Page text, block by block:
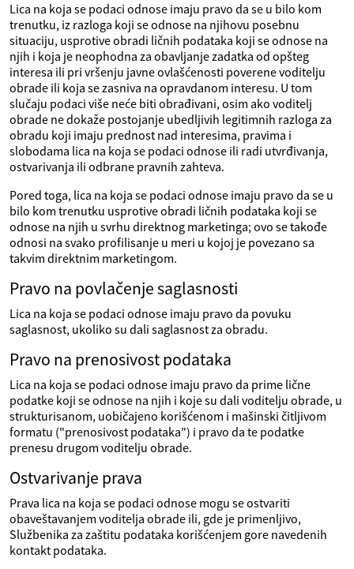
Lica na koja se podaci odnose imaju pravo da se u bilo kom
trenutku, iz razloga koji se odnose na njihovu posebnu
situaciju, usprotive obradi ličnih podataka koji se odnose na
njih i koja je neophodna za obavljanje zadatka od opšteg
interesa ili pri vršenju javne ovlašćenosti poverene voditelju
obrade ili koja se zasniva na opravdanom interesu. U tom
slučaju podaci više neće biti obrađivani, osim ako voditelj
obrade ne dokaže postojanje ubedljivih legitimnih razloga za
obradu koji imaju prednost nad interesima, pravima i
slobodama lica na koja se podaci odnose ili radi utvrđivanja,
ostvarivanja ili odbrane pravnih zahteva.
Pored toga, lica na koja se podaci odnose imaju pravo da se u
bilo kom trenutku usprotive obradi ličnih podataka koji se
odnose na njih u svrhu direktnog marketinga; ovo se takođe
odnosi na svako profilisanje u meri u kojoj je povezano sa
takvim direktnim marketingom.
Pravo na povlačenje saglasnosti
Lica na koja se podaci odnose imaju pravo da povuku
saglasnost, ukoliko su dali saglasnost za obradu.
Pravo na prenosivost podataka
Lica na koja se podaci odnose imaju pravo da prime lične
podatke koji se odnose na njih i koje su dali voditelju obrade, u
strukturisanom, uobičajeno korišćenom i mašinski čitljivom
formatu ("prenosivost podataka") i pravo da te podatke
prenesu drugom voditelju obrade.
Ostvarivanje prava
Prava lica na koja se podaci odnose mogu se ostvariti
obaveštavanjem voditelja obrade ili, gde je primenljivo,
Službenika za zaštitu podataka korišćenjem gore navedenih
kontakt podataka.